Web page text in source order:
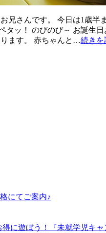
兄さんです。 今日は1歳
タッ！ のびのび～ お誕生
ます。 赤ちゃんと…続きを
にてご案内♪
に遊ぼう！『未就学児キャ